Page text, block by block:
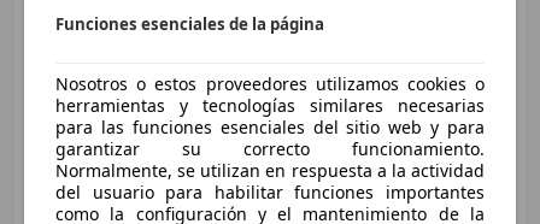
€ 6.300
Sin comparación
02/2007 295.170 km Diésel
110 kW (150 CV)
Funciones esenciales de la página
Nosotros o estos proveedores utilizamos cookies o
herramientas y tecnologías similares necesarias
para las funciones esenciales del sitio web y para
garantizar su correcto funcionamiento.
Normalmente, se utilizan en respuesta a la actividad
del usuario para habilitar funciones importantes
como la configuración y el mantenimiento de la